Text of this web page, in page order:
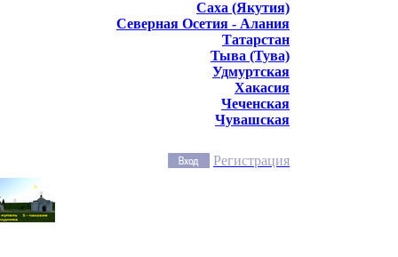
Саха (Якутия)
Северная Осетия - Алания
Татарстан
Тыва (Тува)
Удмуртская
Хакасия
Чеченская
Чувашская
Регистрация